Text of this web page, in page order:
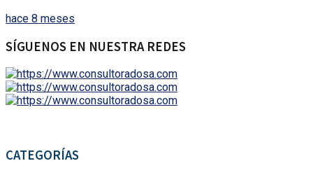
hace 8 meses
SÍGUENOS EN NUESTRA REDES
CATEGORÍAS